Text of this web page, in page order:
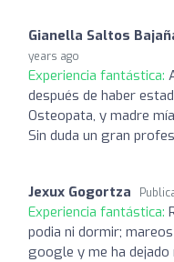
Gianella Saltos
years ago
Experiencia fantástica:
después de haber
Osteopata, y madre
Sin duda un gran
Jexux Gogortza
Experiencia fantástica:
podia ni dormir;
google y me ha